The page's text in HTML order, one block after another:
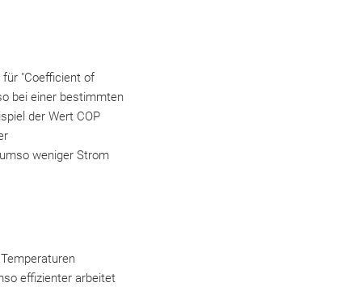
"Coefficient of
bei einer bestimmten
der Wert COP
weniger Strom
effizienter arbeitet